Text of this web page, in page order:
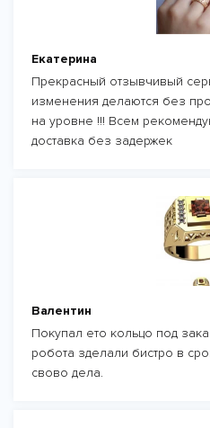
Екатерина
Прекрасный отзывчивый
изменения делаются без
на уровне !!! Всем
доставка без задержек
Валентин
Покупал ето кольцо под
робота зделали бистро в
свово дела.